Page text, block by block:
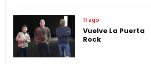
11 ago
Vuelve La Puerta
Rock